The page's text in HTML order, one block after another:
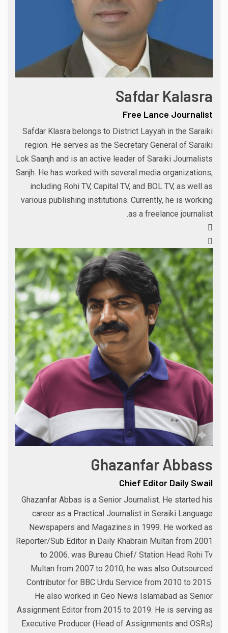
Safdar Kalasra
Free Lance Journalist
Safdar Klasra belongs to District Layyah in the Saraiki
region. He serves as the Secretary General of Saraiki
Lok Saanjh and is an active leader of Saraiki Journalists
Sanjh. He has worked with several media organizations,
including Rohi TV, Capital TV, and BOL TV, as well as
various publishing institutions. Currently, he is working
as a freelance journalist.
Ghazanfar Abbass
Chief Editor Daily Swail
Ghazanfar Abbas is a Senior Journalist. He started his
career as a Practical Journalist in Seraiki Language
Newspapers and Magazines in 1999. He worked as
Reporter/Sub Editor in Daily Khabrain Multan from 2001
to 2006. was Bureau Chief/ Station Head Rohi Tv
Multan from 2007 to 2010, he was also Outsourced
Contributor for BBC Urdu Service from 2010 to 2015.
He also worked in Geo News Islamabad as Senior
Assignment Editor from 2015 to 2019. He is serving as
Executive Producer (Head of Assignments and OSRs)